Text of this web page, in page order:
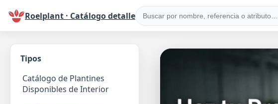
Roelplant · Catálogo detalle
Tipos
Catálogo de Plantines
Disponibles de Interior